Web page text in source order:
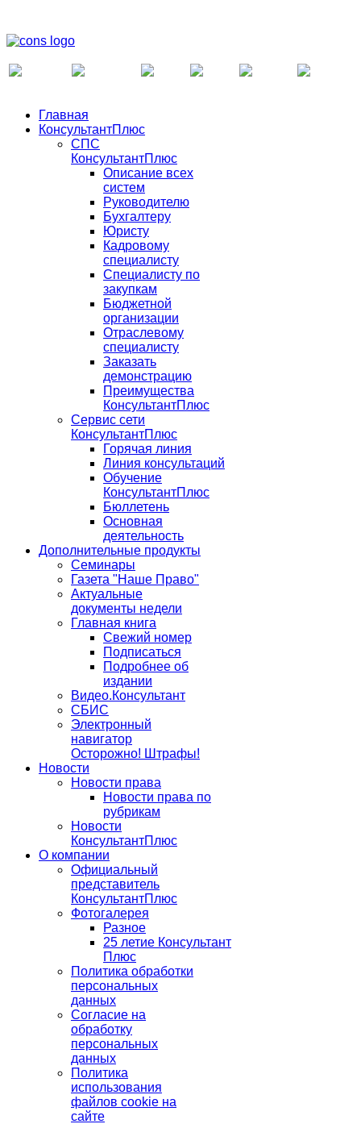
Главная
КонсультантПлюс
СПС
КонсультантПлюс
Описание всех
систем
Руководителю
Бухгалтеру
Юристу
Кадровому
специалисту
Специалисту по
закупкам
Бюджетной
организации
Отраслевому
специалисту
Заказать
демонстрацию
Преимущества
КонсультантПлюс
Сервис сети
КонсультантПлюс
Горячая линия
Линия консультаций
Обучение
КонсультантПлюс
Бюллетень
Основная
деятельность
Дополнительные продукты
Семинары
Газета "Наше Право"
Актуальные
документы недели
Главная книга
Свежий номер
Подписаться
Подробнее об
издании
Видео.Консультант
СБИС
Электронный
навигатор
Осторожно! Штрафы!
Новости
Новости права
Новости права по
рубрикам
Новости
КонсультантПлюс
О компании
Официальный
представитель
КонсультантПлюс
Фотогалерея
Разное
25 летие Консультант
Плюс
Политика обработки
персональных
данных
Согласие на
обработку
персональных
данных
Политика
использования
файлов cookie на
сайте